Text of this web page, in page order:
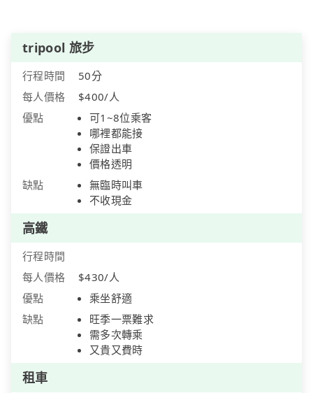
tripool 旅步
行程時間
50分
每人價格
$400/人
優點
可1~8位乘客
哪裡都能接
保證出車
價格透明
缺點
無臨時叫車
不收現金
高鐵
行程時間
每人價格
$430/人
優點
乘坐舒適
缺點
旺季一票難求
需多次轉乘
又貴又費時
租車